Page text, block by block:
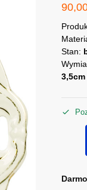
Stan:
3,5cm